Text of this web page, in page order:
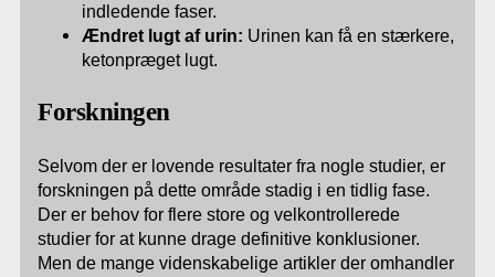
indledende faser.
Ændret lugt af urin: Urinen kan få en stærkere,
ketonpræget lugt.
Forskningen
Selvom der er lovende resultater fra nogle studier, er
forskningen på dette område stadig i en tidlig fase.
Der er behov for flere store og velkontrollerede
studier for at kunne drage definitive konklusioner.
Men de mange videnskabelige artikler der omhandler